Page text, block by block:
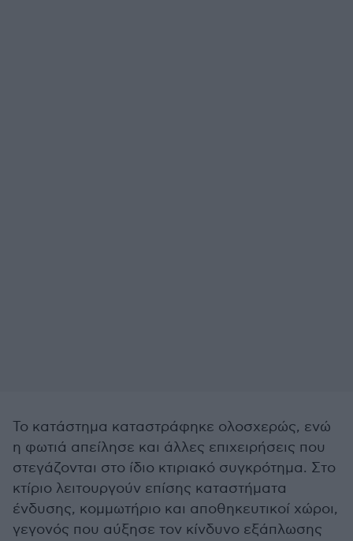
Το κατάστημα καταστράφηκε ολοσχερώς, ενώ
η φωτιά απείλησε και άλλες επιχειρήσεις που
στεγάζονται στο ίδιο κτιριακό συγκρότημα. Στο
κτίριο λειτουργούν επίσης καταστήματα
ένδυσης, κομμωτήριο και αποθηκευτικοί χώροι,
γεγονός που αύξησε τον κίνδυνο εξάπλωσης